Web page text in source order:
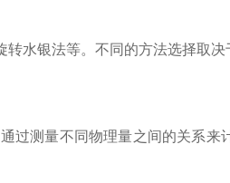
银法等。不同的方法选择取决
测量不同物理量之间的关系来